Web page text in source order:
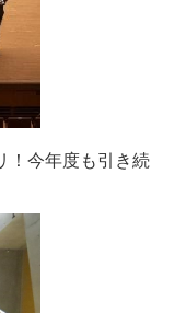
！今年度も引き続